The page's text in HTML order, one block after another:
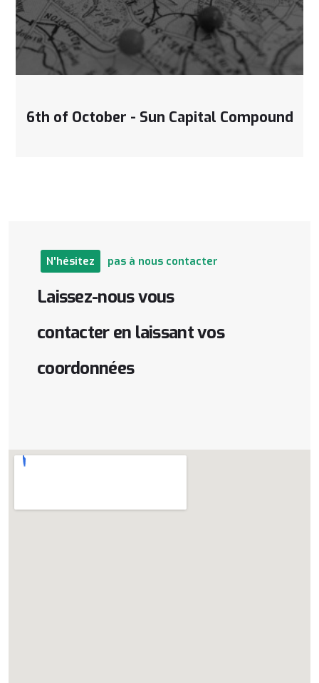
6th of October - Sun Capital Compound
N'hésitez pas à nous contacter
Laissez-nousvous
contacter en laissantvos
coordonnées